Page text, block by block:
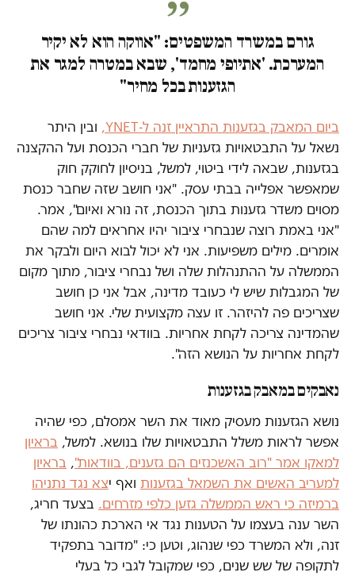
גורם במשרד המשפטים: "אווקה הוא לא יקיר
המערכת. 'אתיופי מחמד', שבא במטרה למגר את
הגזענות בכל מחיר"
ביום המאבק בגזענות התראיין זנה ל-YNET,
ובין היתר
נשאל על התבטאויות גזעניות של חברי הכנסת ועל ההקצנה
בגזענות, שבאה לידי ביטוי, למשל, בניסיון לחוקק חוק
שמאפשר אפלייה בבתי עסק. "אני חושב שזה שחבר כנסת
מסוים משדר גזענות בתוך הכנסת, זה נורא ואיום", אמר.
"אני באמת רוצה שנבחרי ציבור יהיו אחראים למה שהם
אומרים. מילים משפיעות. אני לא יכול לבוא היום ולבקר את
הממשלה על ההתנהלות שלה ושל נבחרי ציבור, מתוך מקום
של המגבלות שיש לי כעובד מדינה, אבל אני כן חושב
שצריכים פה להיזהר. זו עצה מקצועית שלי. אני חושב
שהמדינה צריכה לקחת אחריות. בוודאי נבחרי ציבור צריכים
לקחת אחריות על הנושא הזה".
נאבקים במאבק בגזענות
נושא הגזענות מעסיק מאוד את השר אמסלם, כפי שהיה
אפשר לראות משלל התבטאויות שלו בנושא. למשל, בראיון
למאקו אמר "רוב האשכנזים הם גזענים, בוודאות", בראיון
למעריב האשים את השמאל בגזענות ואף יצא נגד נתניהו
ברמיזה כי ראש הממשלה גזען כלפי מזרחים. בצעד חריג,
השר ענה בעצמו על הטענות נגד אי הארכת כהונתו של
זנה, ולא המשרד כפי שנהוג, וטען כי: "מדובר בתפקיד
לתקופה של שש שנים, כפי שמקובל לגבי כל בעלי